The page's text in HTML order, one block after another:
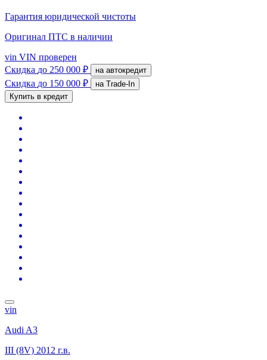
Гарантия юридической чистоты
Оригинал ПТС в наличии
vin VIN проверен
Скидка до 250 000 ₽ на автокредит
Скидка до 150 000 ₽
на Trade-In
Купить в кредит
vin
Audi A3
III (8V) 2012 г.в.